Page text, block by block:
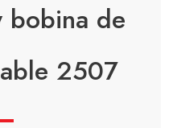
bobina de
2507